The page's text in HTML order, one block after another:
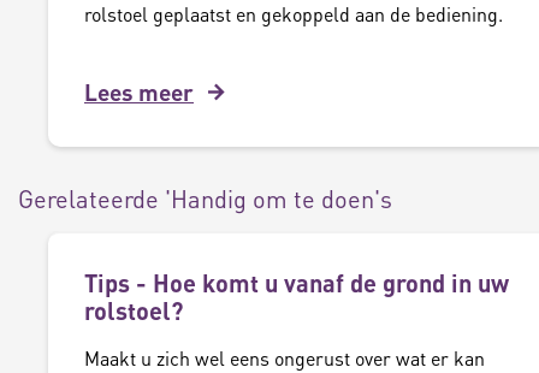
rolstoel geplaatst en gekoppeld aan de bediening.
Lees meer
Gerelateerde 'Handig om te doen's
Tips - Hoe komt u vanaf de grond in uw
rolstoel?
Maakt u zich wel eens ongerust over wat er kan